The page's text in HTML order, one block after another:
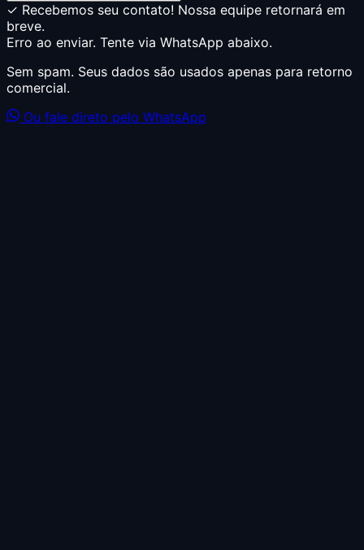
✓ Recebemos seu contato! Nossa equipe retornará em
breve.
Erro ao enviar. Tente via WhatsApp abaixo.
Sem spam. Seus dados são usados apenas para retorno
comercial.
Ou fale direto pelo WhatsApp